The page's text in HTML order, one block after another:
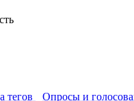
тегов Опросы и